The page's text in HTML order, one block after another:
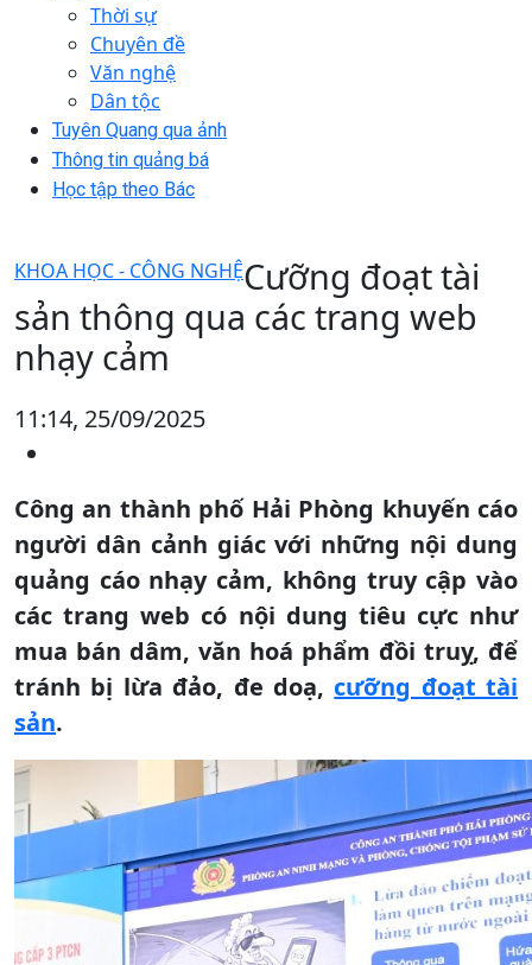
Thời sự
Chuyên đề
Văn nghệ
Dân tộc
Tuyên Quang qua ảnh
Thông tin quảng bá
Học tập theo Bác
KHOA HỌC - CÔNG NGHỆCưỡng đoạt tài
sản thông qua các trang web
nhạy cảm
11:14, 25/09/2025
Công an thành phố Hải Phòng khuyến cáo
người dân cảnh giác với những nội dung
quảng cáo nhạy cảm, không truy cập vào
các trang web có nội dung tiêu cực như
mua bán dâm, văn hoá phẩm đồi truỵ, để
tránh bị lừa đảo, đe doạ, cưỡng đoạt tài
sản.